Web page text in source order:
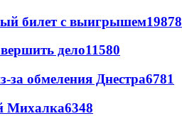
билет с выигрышем19878
дело11580
за обмеления Днестра6781
Михалка6348